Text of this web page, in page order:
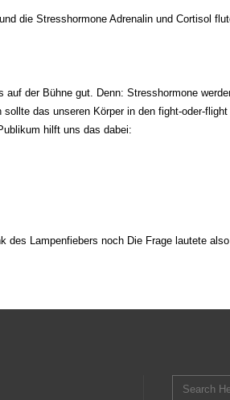
die Stresshormone Adrenalin und Cortisol
der Bühne gut. Denn: Stresshormone
das unseren Körper in den fight-oder-
hilft uns das dabei:
des Lampenfiebers noch Die Frage lautete